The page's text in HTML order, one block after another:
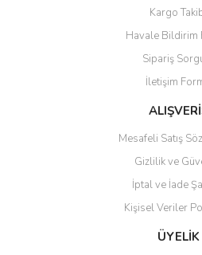
Ürün resmi kalitesiz, bozuk veya
Ürün açıklamasında eksik bilgiler
Ürün bilgilerinde hatalar
Ürün fiyatı diğer sitelerden daha
Bu ürüne benzer farklı alternatifler
Gönder
Kargo
Havale Bildirim
Sipariş
İletişim
Mesafeli Satış
Gizlilik ve
İptal ve İade
Kişisel Veriler
ÜYELİK